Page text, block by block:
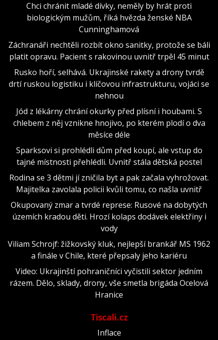
Chci chránit mladé dívky, neměly by hrát proti
biologickým mužům, říká hvězda ženské NBA
Cunninghamová
Záchranáři nechtěli rozbít okno sanitky, protože se báli
platit opravu. Pacient s rakovinou uvnitř trpěl 45 minut
Rusko hoří, selhává. Ukrajinské rakety a drony tvrdě
drtí ruskou logistiku i klíčovou infrastrukturu, vojáci se
nehnou
Jód z lékárny chrání okurky před plísní i houbami. S
chlebem z něj vznikne hnojivo, po kterém plodí o dva
měsíce déle
Sparksovi si prohlédli dům před koupí, ale vstup do
tajné místnosti přehlédli. Uvnitř stála dětská postel
Rodina se 3 dětmi jí zničila byt a pak začala vyhrožovat.
Majitelka zavolala policii kvůli tomu, co našla uvnitř
Okupovaný zmar a tvrdé represe: Rusové na dobytých
územích kradou děti. Hrozí kolaps dodávek elektřiny i
vody
Viliam Schrojf: žižkovský kluk, nejlepší brankář MS 1962
a finále v Chile, které přepsaly jeho kariéru
Video: Ukrajinští pohraničníci vyčistili sektor jedním
rázem. Dělo, sklady, drony, vše smetla brigáda Ocelová
Hranice
Tiscali.cz
Inflace